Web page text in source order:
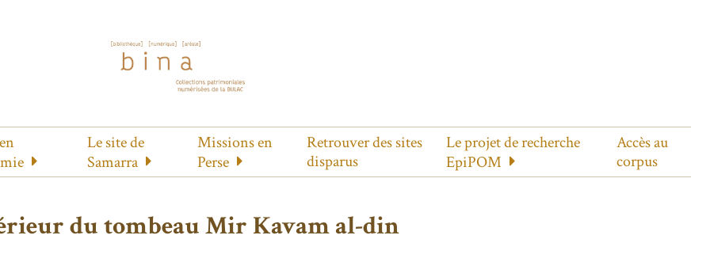
Le site de
Samarra
Missions en
Perse
Retrouver des sites
disparus
Le projet de recherche
EpiPOM
Accès au
corpus
du tombeau Mir Kavam al-din